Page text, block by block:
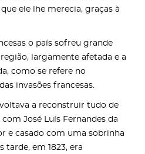
ele lhe merecia, graças à
o país sofreu grande
largamente afetada e a
como se refere no
invasões francesas.
voltava a reconstruir tudo de
José Luís Fernandes da
e casado com uma sobrinha
tarde, em 1823, era